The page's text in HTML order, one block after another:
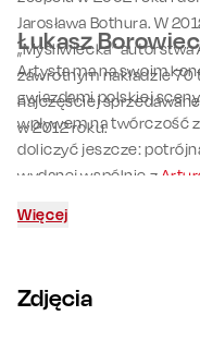
Jarosława Bothura. W
„Myśliwiecka” autorstwa
zawrotnym nakładzie 70
najczęściej
w 2012 roku.
Łukasz
Artysta ma na swoim
gwiazdami polskiej
wpływem na twórczość
doliczyć jeszcze:
wydanej wspólnie z
Łukasz Borowiecki
tytułem.
Więcej
Zdjęcia